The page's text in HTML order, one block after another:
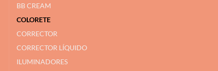
BB CREAM
COLORETE
CORRECTOR
CORRECTOR LÍQUIDO
ILUMINADORES